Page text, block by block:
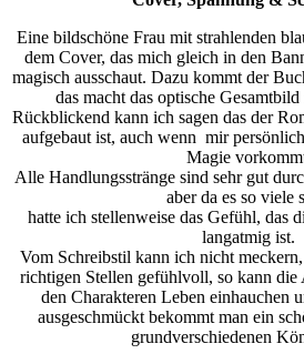
Eine bildschöne Frau mit strahlenden
dem Cover, das mich gleich in den
magisch ausschaut. Dazu kommt der
das macht das optische
Rückblickend kann ich sagen das der
aufgebaut ist, auch wenn mir
Magie
Alle Handlungsstränge sind sehr gut
aber da es so viele
hatte ich stellenweise das Gefühl, das
langatmig ist.
Vom Schreibstil kann ich nicht
richtigen Stellen gefühlvoll, so kann
den Charakteren Leben einhauchen
ausgeschmückt bekommt man ein
grundverschiedenen